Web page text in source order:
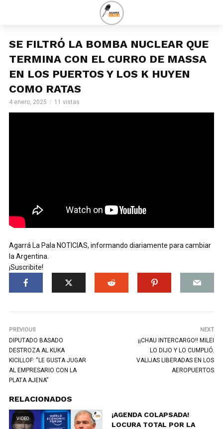
SE FILTRÓ LA BOMBA NUCLEAR QUE
TERMINA CON EL CURRO DE MASSA
EN LOS PUERTOS Y LOS K HUYEN
COMO RATAS
4 enero, 2025 11 vistas
Agarrá La Pala NOTICIAS, informando diariamente para cambiar
la Argentina.
¡Suscribite!
PREVIOUS
DIPUTADO BASADO
DESTROZA AL KUKA
KICILLOF: “LE GUSTA JUGAR
AL EMPRESARIO CON LA
PLATA AJENA”
NEXT
¡¡CHAU INTERCARGO!! MILEI
LO DIJO Y LO CUMPLIÓ.
VALIJAS LIBERADAS EN LOS
AEROPUERTOS
RELACIONADOS
VIDEO
¡AGENDA COLAPSADA!
LOCURA TOTAL POR LA